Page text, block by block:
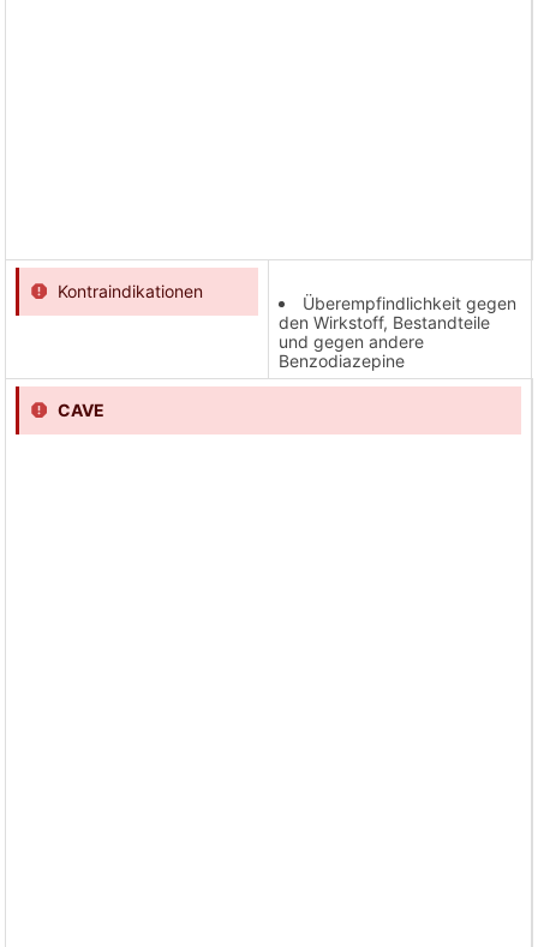
Kontraindikationen
Überempfindlichkeit gegen
den Wirkstoff, Bestandteile
und gegen andere
Benzodiazepine
CAVE